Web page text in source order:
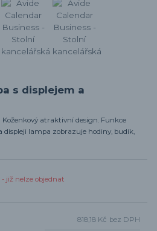
s displejem a
atraktivní design. Funkce
lampa zobrazuje hodiny, budík,
již nelze objednat
818,18 Kč bez DPH